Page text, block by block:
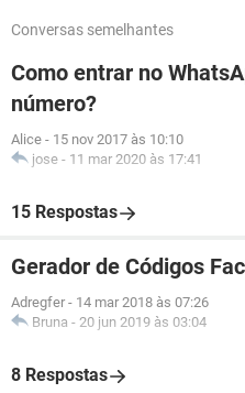
Conversas semelhantes
Como entrar no
número?
Alice - 15 nov 2017 às 10:10
jose - 11 mar 2020 às 17:41
15 Respostas
Gerador de Códigos
Adregfer - 14 mar 2018 às 07:26
Bruna - 20 jun 2019 às 03:04
8 Respostas